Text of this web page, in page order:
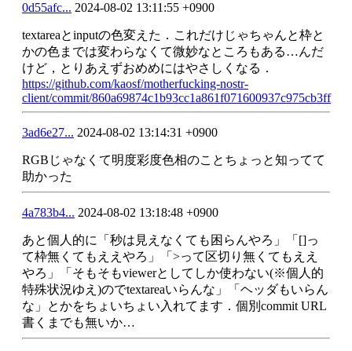
0d55afc... 2024-08-02 13:11:55 +0900
textareaとinputの色変えた．これだけじゃちゃんと枠と
かの色までは変わらなくて微妙なところもある…んだ
けど，とりあえずおめめにはやさしくなる．
https://github.com/kaosf/motherfucking-nostr-
client/commit/860a69874c1b93cc1a861f071600937c975cb3ff
3ad6e27... 2024-08-02 13:14:31 +0900
RGBじゃなくて明度彩度色相のことちょっと知ってて
助かった
4a783b4... 2024-08-02 13:18:48 +0900
あと個人的に「秒は見えなくても困らんやろ」「[]っ
て枠無くてもええやろ」「>って区切り無くてもええ
やろ」「そもそもviewerとしてしか使わない(※個人的
特殊状況ゆえ)のでtextareaいらんな」「ヘッダもいらん
な」とかをちょいちょい入れてます．個別commit URL
書くまでも無いか…